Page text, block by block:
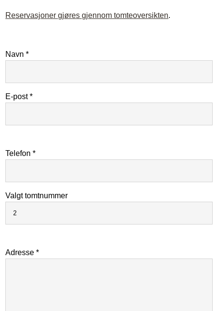
Reservasjoner gjøres gjennom tomteoversikten.
Navn *
E-post *
Telefon *
Valgt tomtnummer
Adresse *